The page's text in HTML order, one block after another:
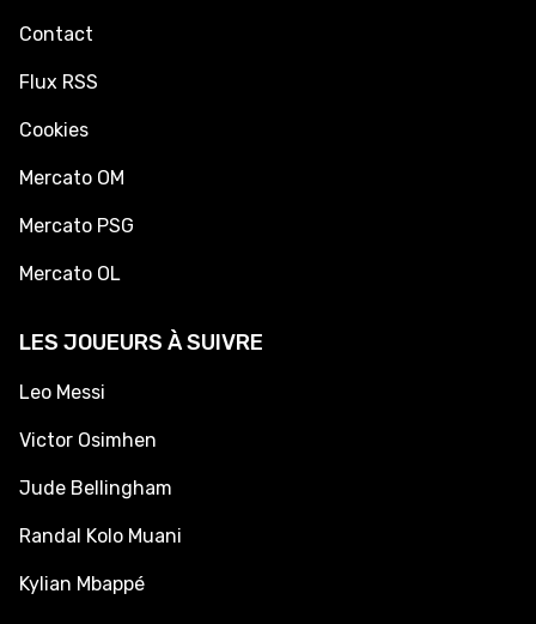
Contact
Flux RSS
Cookies
Mercato OM
Mercato PSG
Mercato OL
LES JOUEURS À SUIVRE
Leo Messi
Victor Osimhen
Jude Bellingham
Randal Kolo Muani
Kylian Mbappé